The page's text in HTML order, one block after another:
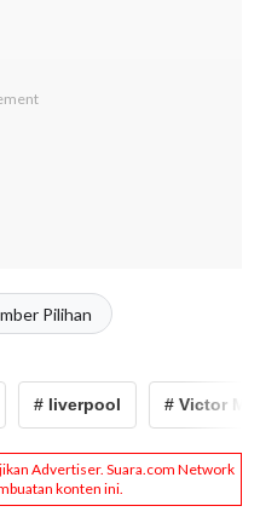
Pilihan
# liverpool # Victor